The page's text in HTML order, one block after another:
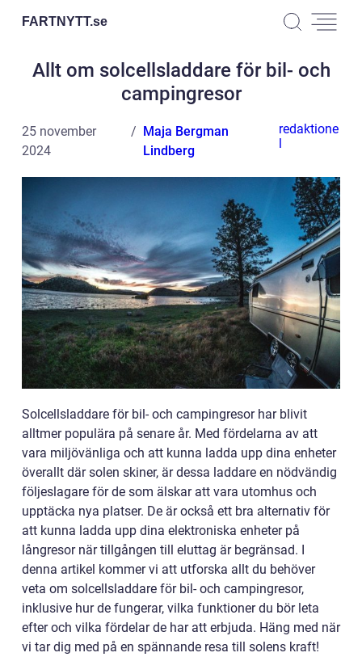
FARTNYTT.se
Allt om solcellsladdare för bil- och
campingresor
25 november
2024
Maja Bergman
Lindberg
redaktione
l
Solcellsladdare för bil- och campingresor har blivit
alltmer populära på senare år. Med fördelarna av att
vara miljövänliga och att kunna ladda upp dina enheter
överallt där solen skiner, är dessa laddare en nödvändig
följeslagare för de som älskar att vara utomhus och
upptäcka nya platser. De är också ett bra alternativ för
att kunna ladda upp dina elektroniska enheter på
långresor när tillgången till eluttag är begränsad. I
denna artikel kommer vi att utforska allt du behöver
veta om solcellsladdare för bil- och campingresor,
inklusive hur de fungerar, vilka funktioner du bör leta
efter och vilka fördelar de har att erbjuda. Häng med när
vi tar dig med på en spännande resa till solens kraft!